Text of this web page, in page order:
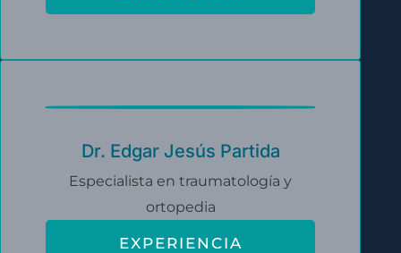
Dr. Edgar Jesús Partida
Especialista en traumatología y
ortopedia
EXPERIENCIA